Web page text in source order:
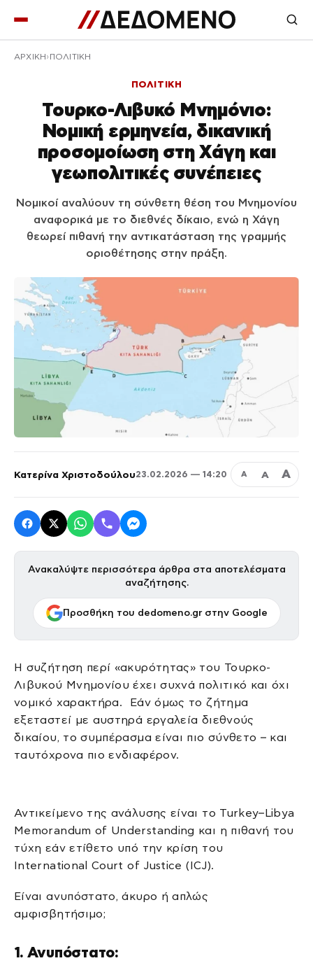
ΑΡΧΙΚΉ ΠΟΛΙΤΙΚΗ
ΠΟΛΙΤΙΚΗ
Τουρκο-Λιβυκό Μνημόνιο:
Νομική ερμηνεία, δικανική
προσομοίωση στη Χάγη και
γεωπολιτικές συνέπειες
Νομικοί αναλύουν τη σύνθετη θέση του Μνημονίου
αναφορικά με το διεθνές δίκαιο, ενώ η Χάγη
θεωρεί πιθανή την αντικατάσταση της γραμμής
οριοθέτησης στην πράξη.
Κατερίνα Χριστοδούλου23.02.2026 — 14:20 Α Α Α
Ανακαλύψτε περισσότερα άρθρα στα αποτελέσματα
αναζήτησης.
Προσθήκη του dedomeno.gr στην Google
Η συζήτηση περί «ακυρότητας» του Τουρκο-
Λιβυκού Μνημονίου έχει συχνά πολιτικό και όχι
νομικό χαρακτήρα. Εάν όμως το ζήτημα
εξεταστεί με αυστηρά εργαλεία διεθνούς
δικαίου, το συμπέρασμα είναι πιο σύνθετο – και
ταυτόχρονα πιο ενδιαφέρον.
Αντικείμενο της ανάλυσης είναι το Turkey–Libya
Memorandum of Understanding και η πιθανή του
τύχη εάν ετίθετο υπό την κρίση του
International Court of Justice (ICJ).
Είναι ανυπόστατο, άκυρο ή απλώς
αμφισβητήσιμο;
1. Ανυπόστατο: